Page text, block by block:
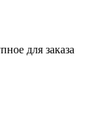
для заказа